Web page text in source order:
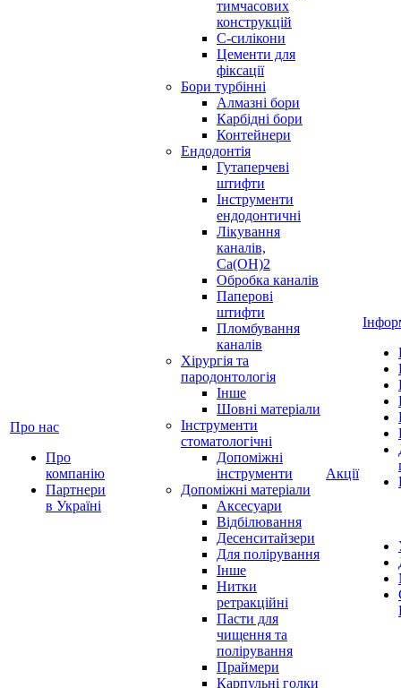
Про нас
Про
компанію
Партнери
в Україні
тимчасових
конструкцій
С-силікони
Цементи для
фіксації
Бори турбінні
Алмазні бори
Карбідні бори
Контейнери
Ендодонтія
Гутаперчеві
штифти
Інструменти
ендодонтичні
Лікування
каналів,
Ca(OH)2
Обробка каналів
Паперові
штифти
Пломбування
каналів
Хірургія та
пародонтологія
Інше
Шовні матеріали
Інструменти
стоматологічні
Допоміжні
інструменти
Допоміжні матеріали
Аксесуари
Відбілювання
Десенситайзери
Для полірування
Інше
Нитки
ретракційні
Пасти для
чищення та
полірування
Праймери
Карпульні голки
Акції